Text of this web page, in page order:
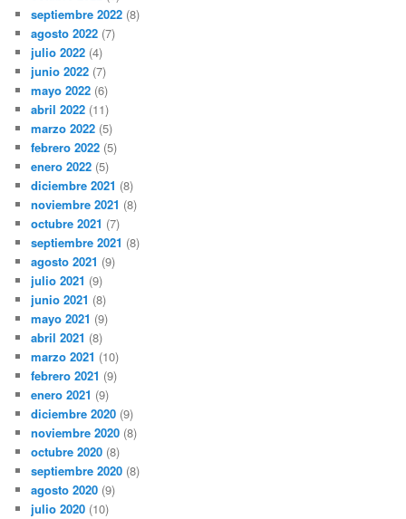
septiembre 2022 (8)
agosto 2022 (7)
julio 2022 (4)
junio 2022 (7)
mayo 2022 (6)
abril 2022 (11)
marzo 2022 (5)
febrero 2022 (5)
enero 2022 (5)
diciembre 2021 (8)
noviembre 2021 (8)
octubre 2021 (7)
septiembre 2021 (8)
agosto 2021 (9)
julio 2021 (9)
junio 2021 (8)
mayo 2021 (9)
abril 2021 (8)
marzo 2021 (10)
febrero 2021 (9)
enero 2021 (9)
diciembre 2020 (9)
noviembre 2020 (8)
octubre 2020 (8)
septiembre 2020 (8)
agosto 2020 (9)
julio 2020 (10)